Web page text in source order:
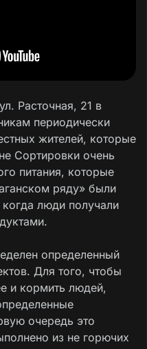
Расточная, 21 в
периодически
жителей, которые
Сортировки очень
питания, которые
ряду» были
люди получали
определенный
Для того, чтобы
и кормить людей,
очередь это
из не горючих